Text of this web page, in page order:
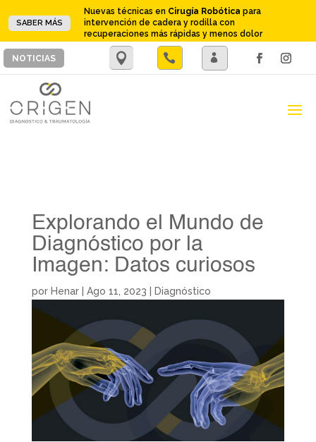
SABER MÁS
Nuevas técnicas en Cirugía Robótica para
intervención de cadera y rodilla con
recuperaciones más rápidas y menos dolor
NOTICIAS 
Explorando el Mundo de
Diagnóstico por la
Imagen: Datos curiosos
por Henar| Ago 11, 2023 | Diagnóstico